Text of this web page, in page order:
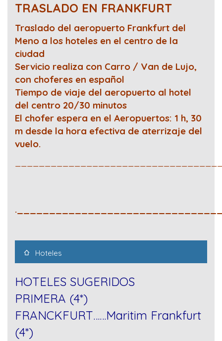
TRASLADO EN FRANKFURT
Traslado del aeropuerto Frankfurt del
Meno a los hoteles en el centro de la
ciudad
Servicio realiza con Carro / Van de Lujo,
con choferes en español
Tiempo de viaje del aeropuerto al hotel
del centro 20/30 minutos
El chofer espera en el Aeropuertos: 1 h, 30
m desde la hora efectiva de aterrizaje del
vuelo.
Hoteles
HOTELES SUGERIDOS
PRIMERA (4*)
FRANCKFURT……Maritim Frankfurt
(4*)